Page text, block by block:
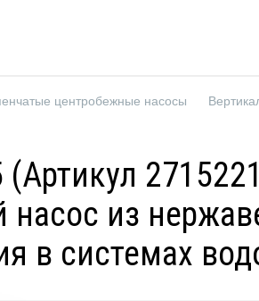
центробежные насосы
(Артикул
из
в системах